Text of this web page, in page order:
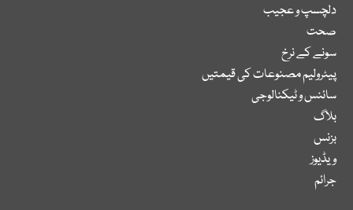
دلچسپ و عجیب
صحت
سونے کے نرخ
پیٹرولیم مصنوعات کی قیمتیں
سائنس و ٹیکنالوجی
بلاگ
بزنس
ویڈیوز
جرائم